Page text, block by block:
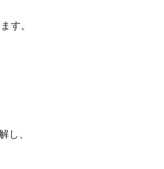
す。
し、